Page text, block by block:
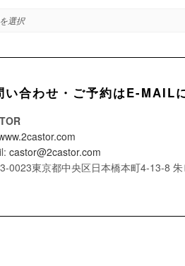
い合わせ・ご予約はE-MAIL
castor@2castor.com
0023東京都中央区日本橋本町4-13-8